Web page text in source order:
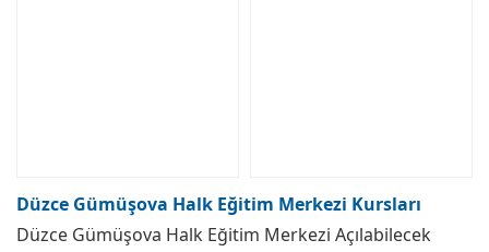
Düzce Gümüşova Halk Eğitim Merkezi Kursları
Düzce Gümüşova Halk Eğitim Merkezi Açılabilecek